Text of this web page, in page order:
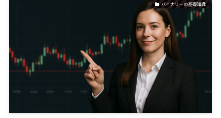
バイナリーの基礎知識